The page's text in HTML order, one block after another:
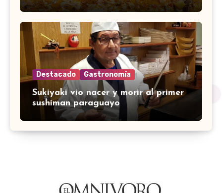
Destacado Gastronomía
Sukiyaki vio nacer y morir al primer
sushiman paraguayo